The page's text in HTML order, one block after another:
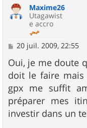
Maxime26
Utagawist
e accro
M
s
s
a
g
e
20 juil. 2009, 22:55
Oui, je me doute
doit le faire
gpx me suffit
préparer mes
investir dans un